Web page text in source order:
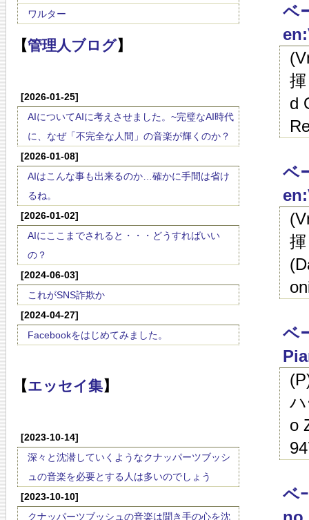
ワルター
【管理人ブログ】
[2026-01-25]
AIについてAIに考えさせました。~完璧なAI時代
に、なぜ「不完全な人間」の音楽が輝くのか？
[2026-01-08]
AIはこんな事も出来るのか…確かに手間は省け
るね。
[2026-01-02]
AIにここまでされると・・・どうすればいい
の？
[2024-06-03]
これがSNS詐欺か
[2024-04-27]
Facebookをはじめてみました。
【エッセイ集】
[2023-10-14]
深々と沈潜していくようなクナッパーツブッシ
ュの音楽を必要とする人は多いのでしょう
[2023-10-10]
クナッパーツブッシュの音楽は聞き手の心を沈
ベ
d
ベ
ベ
o
ベ